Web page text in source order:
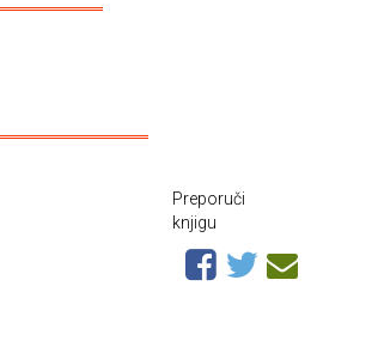
Preporuči
knjigu